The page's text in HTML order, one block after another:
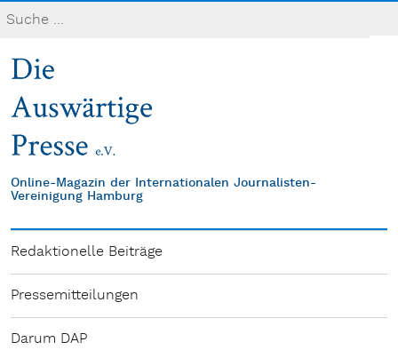
Online-Magazin der Internationalen Journalisten-
Vereinigung Hamburg
Redaktionelle Beiträge
Pressemitteilungen
Darum DAP